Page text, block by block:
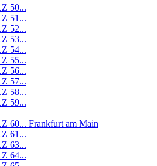
50...
51...
52...
53...
54...
55...
56...
57...
58...
59...
60... Frankfurt am Main
61...
63...
64...